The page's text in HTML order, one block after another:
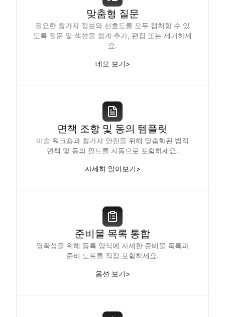
맞춤형 질문
필요한 참가자 정보와 선호도를 모두 캡처할 수 있
도록 질문 및 섹션을 쉽게 추가, 편집 또는 제거하세
요.
데모 보기>
면책 조항 및 동의 템플릿
미술 워크숍과 참가자 안전을 위해 맞춤화된 법적
면책 및 동의 필드를 자동으로 포함하세요.
자세히 알아보기>
준비물 목록 통합
명확성을 위해 등록 양식에 자세한 준비물 목록과
준비 노트를 직접 포함하세요.
옵션 보기>